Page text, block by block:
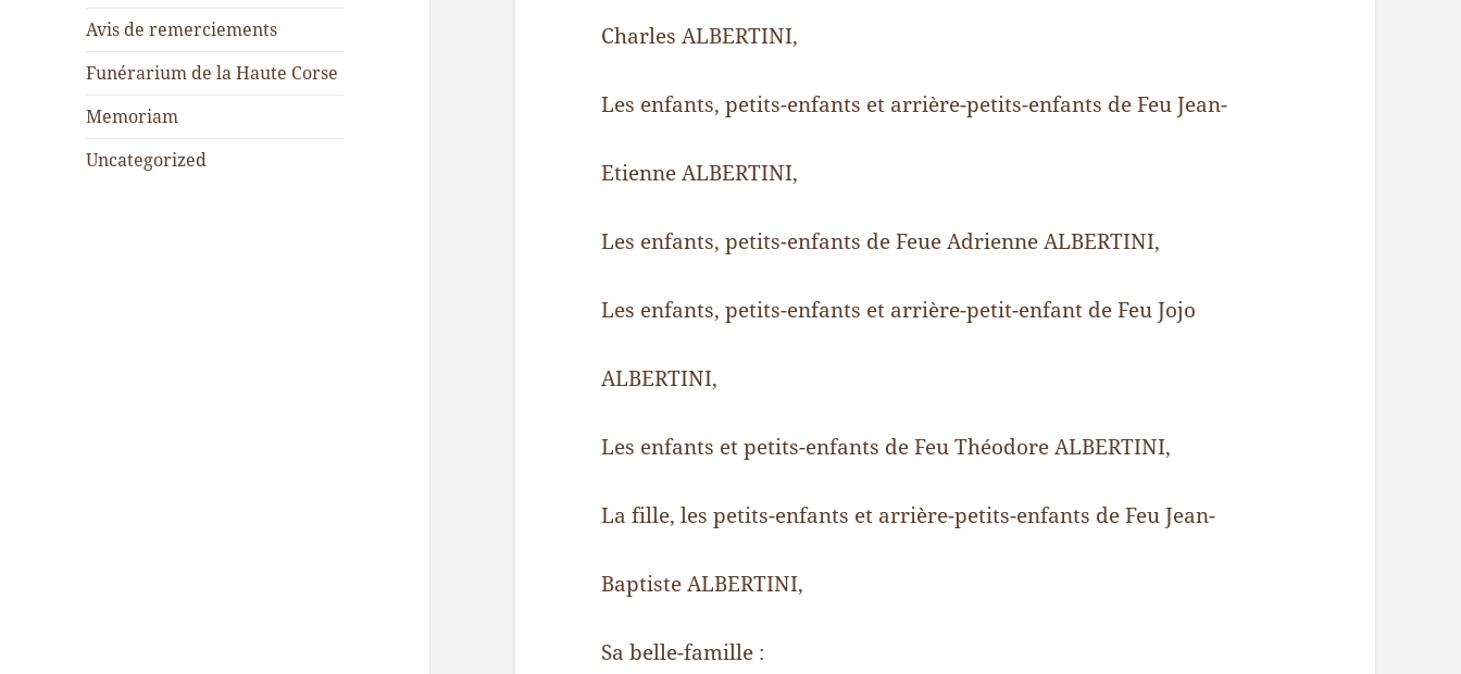
Avis de remerciements
Funérarium de la Haute Corse
Memoriam
Uncategorized
Charles ALBERTINI,
Les enfants, petits-enfants et arrière-petits-enfants de Feu Jean-
Etienne ALBERTINI,
Les enfants, petits-enfants de Feue Adrienne ALBERTINI,
Les enfants, petits-enfants et arrière-petit-enfant de Feu Jojo
ALBERTINI,
Les enfants et petits-enfants de Feu Théodore ALBERTINI,
La fille, les petits-enfants et arrière-petits-enfants de Feu Jean-
Baptiste ALBERTINI,
Sa belle-famille :